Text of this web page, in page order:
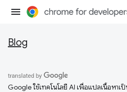
Blog
Google ใช้เทคโนโลยี AI เพื่อแปลเนื้อหา